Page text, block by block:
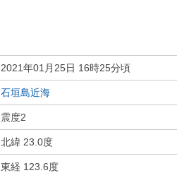
2021年01月25日 16時25分頃
石垣島近海
震度2
北緯 23.0度
東経 123.6度